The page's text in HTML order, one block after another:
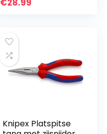
€28.99
Knipex Platspitse